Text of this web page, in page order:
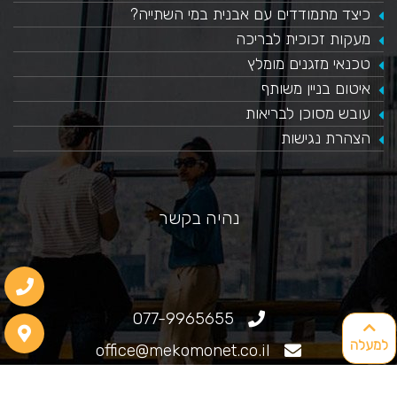
למעלה
כיצד מתמודדים עם אבנית במי השתייה?
​מעקות זכוכית לבריכה
טכנאי מזגנים מומלץ
איטום בניין משותף
עובש מסוכן לבריאות
הצהרת נגישות
נהיה בקשר
077-9965655
office@mekomonet.co.il